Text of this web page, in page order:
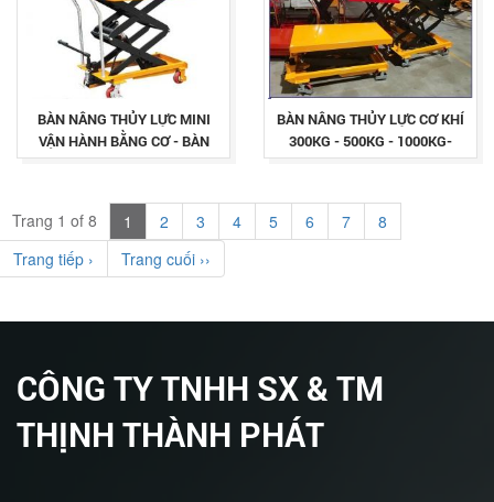
BÀN NÂNG THỦY LỰC MINI
VẬN HÀNH BẰNG CƠ - BÀN
NÂNG THỦY LỰC NHẬP KHẨU
BÀN NÂNG THỦY LỰC CƠ KHÍ
300KG - 500KG - 1000KG-
HÀNG NHẬP KHẨU CHÍNH
Trang 1 of 8 1 2 3 4 5 6 7
8
Trang tiếp ›
Trang cuối ››
CÔNG TY TNHH SX & TM
THỊNH THÀNH PHÁT